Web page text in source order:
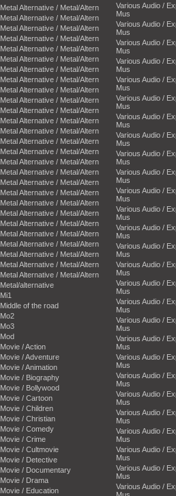
Metal Alternative / Metal/Altern
Metal Alternative / Metal/Altern
Metal Alternative / Metal/Altern
Metal Alternative / Metal/Altern
Metal Alternative / Metal/Altern
Metal Alternative / Metal/Altern
Metal Alternative / Metal/Altern
Metal Alternative / Metal/Altern
Metal Alternative / Metal/Altern
Metal Alternative / Metal/Altern
Metal Alternative / Metal/Altern
Metal Alternative / Metal/Altern
Metal Alternative / Metal/Altern
Metal Alternative / Metal/Altern
Metal Alternative / Metal/Altern
Metal Alternative / Metal/Altern
Metal Alternative / Metal/Altern
Metal Alternative / Metal/Altern
Metal Alternative / Metal/Altern
Metal Alternative / Metal/Altern
Metal Alternative / Metal/Altern
Metal Alternative / Metal/Altern
Metal Alternative / Metal/Altern
Metal Alternative / Metal/Altern
Metal Alternative / Metal/Altern
Metal Alternative / Metal/Altern
Metal Alternative / Metal/Altern
Metal/alternative
Mi1
Middle of the road
Mo2
Mo3
Mod
Movie / Action
Movie / Adventure
Movie / Animation
Movie / Biography
Movie / Bollywood
Movie / Cartoon
Movie / Children
Movie / Christian
Movie / Comedy
Movie / Crime
Movie / Cultmovie
Movie / Detective
Movie / Documentary
Movie / Drama
Movie / Education
Various Audio /
Mus
Various Audio /
Mus
Various Audio /
Mus
Various Audio /
Mus
Various Audio /
Mus
Various Audio /
Mus
Various Audio /
Mus
Various Audio /
Mus
Various Audio /
Mus
Various Audio /
Mus
Various Audio /
Mus
Various Audio /
Mus
Various Audio /
Mus
Various Audio /
Mus
Various Audio /
Mus
Various Audio /
Mus
Various Audio /
Mus
Various Audio /
Mus
Various Audio /
Mus
Various Audio /
Mus
Various Audio /
Mus
Various Audio /
Mus
Various Audio /
Mus
Various Audio /
Mus
Various Audio /
Mus
Various Audio /
Mus
Various Audio /
Mus